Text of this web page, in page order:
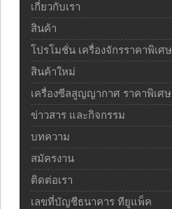
เกี่ยวกับเรา
สินค้า
โปรโมชั่น เครื่องจักรราคาพิเศษ
สินค้าใหม่
เครื่องซีลสูญญากาศ ราคาพิเศษ
ข่าวสาร และกิจกรรม
บทความ
สมัครงาน
ติดต่อเรา
เลขที่บัญชีธนาคาร ทียูแพ็ค